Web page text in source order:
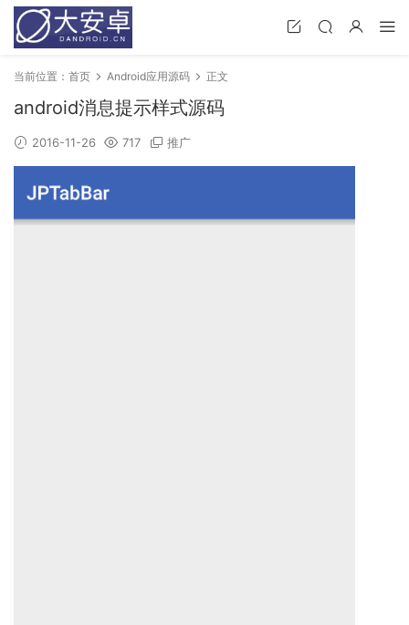
当前位置： 首页 Android应用源码 正文
android消息提示样式源码
2016-11-26 717 推广